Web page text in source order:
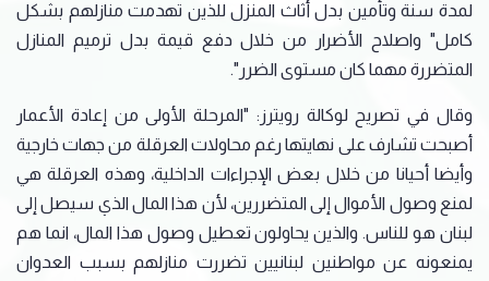
لمدة سنة وتأمين بدل أثاث المنزل للذين تهدمت منازلهم بشكل
كامل" واصلاح الأضرار من خلال دفع قيمة بدل ترميم المنازل
المتضررة مهما كان مستوى الضرر".
وقال في تصريح لوكالة رويترز: "المرحلة الأولى من إعادة الأعمار
أصبحت تشارف على نهايتها رغم محاولات العرقلة من جهات خارجية
وأيضا أحيانا من خلال بعض الإجراءات الداخلية، وهذه العرقلة هي
لمنع وصول الأموال إلى المتضررين، لأن هذا المال الذي سيصل إلى
لبنان هو للناس. والذين يحاولون تعطيل وصول هذا المال، انما هم
يمنعونه عن مواطنين لبنانيين تضررت منازلهم بسبب العدوان